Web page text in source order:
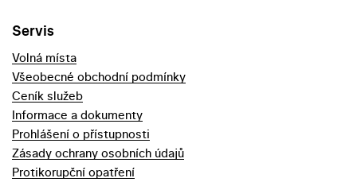
Servis
Volná místa
Všeobecné obchodní podmínky
Ceník služeb
Informace a dokumenty
Prohlášení o přístupnosti
Zásady ochrany osobních údajů
Protikorupční opatření